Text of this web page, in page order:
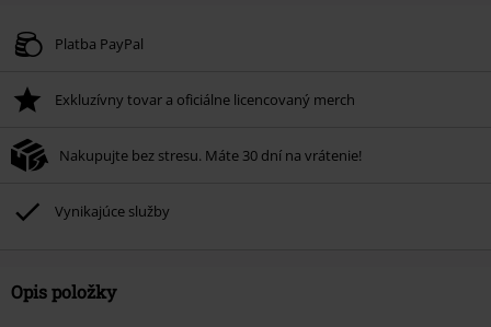
Platné do 8/9/26
Po zadaní kódu v košíku, sa zľava uplatní automaticky.
Nemožno kombinovať s inými akciovými kódmi. Zľava sa nevzťahuje na:
knihy, médiá, vstupenky, Rammstein, (Till) Lindemann, Böhse Onkelz,
ktorých kúpou podporíte nadáciu.
Platba PayPal
Exkluzívny tovar a oficiálne licencovaný merch
Nakupujte bez stresu. Máte 30 dní na vrátenie!
Vynikajúce služby
Opis položky